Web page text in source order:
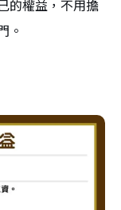
的權益，不用擔
。